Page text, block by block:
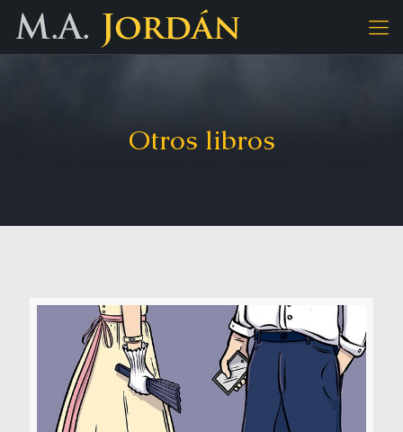
Otros libros